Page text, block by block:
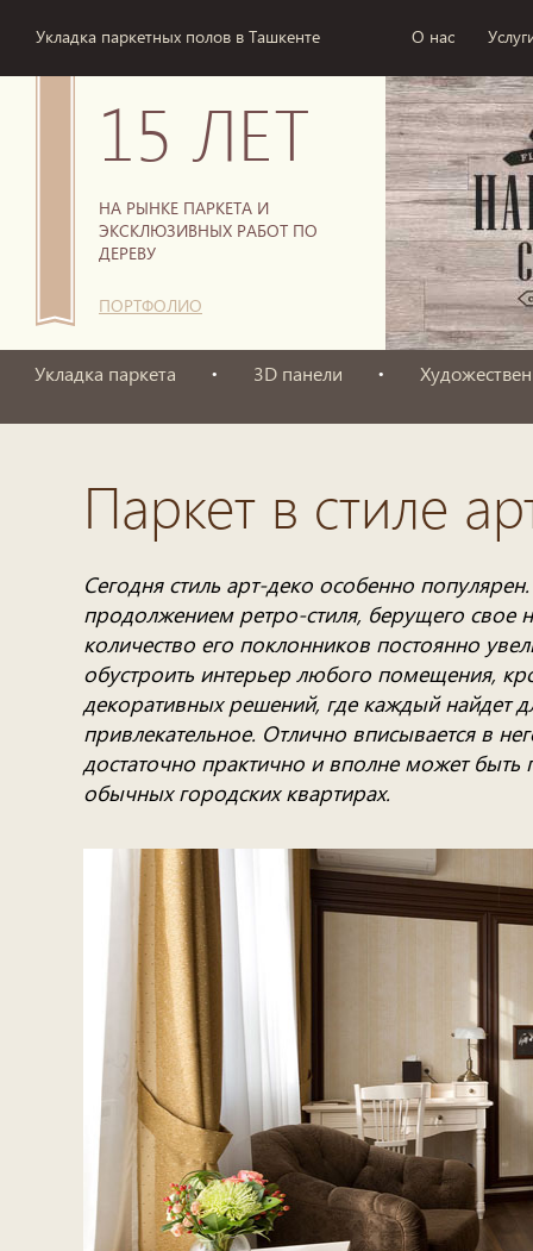
Укладка паркетных полов в Ташкенте О нас
15 ЛЕТ
НА РЫНКЕ ПАРКЕТА И
ЭКСКЛЮЗИВНЫХ РАБОТ ПО
ДЕРЕВУ
ПОРТФОЛИО
Укладка паркета 3D панели
Паркет в стиле
Сегодня стиль арт-деко особенно
продолжением ретро-стиля, берущего
количество его поклонников постоянно
обустроить интерьер любого помещения,
декоративных решений, где каждый найдет
привлекательное. Отлично вписывается в
достаточно практично и вполне может
обычных городских квартирах.